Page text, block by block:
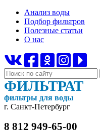
Анализ воды
Подбор фильтров
Полезные статьи
О нас
ФИЛЬТРАТ
фильтры для воды
г. Санкт-Петербург
8 812 949-65-00